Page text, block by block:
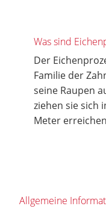
Was sind
Der
Familie der
seine Raupen
ziehen sie sich
Meter
Allgemeine